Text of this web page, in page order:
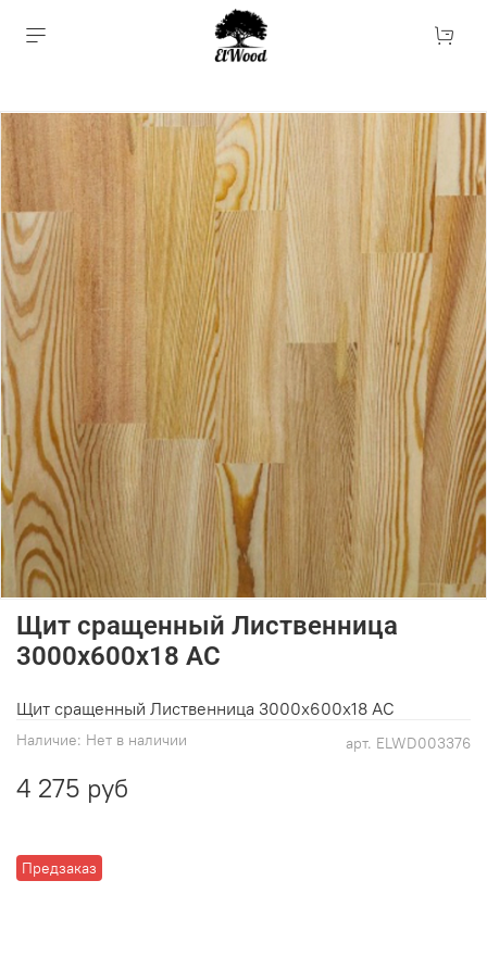
арт. ELWD003376
Наличие: Нет в наличии
Предзаказ
Щит сращенный Лиственница
3000х600х18 АС
4 275 руб
Щит сращенный Лиственница 3000х600х18 АС